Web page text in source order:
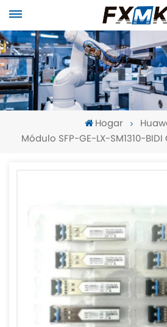
Hogar
Módulo SFP-GE-LX-SM1310-